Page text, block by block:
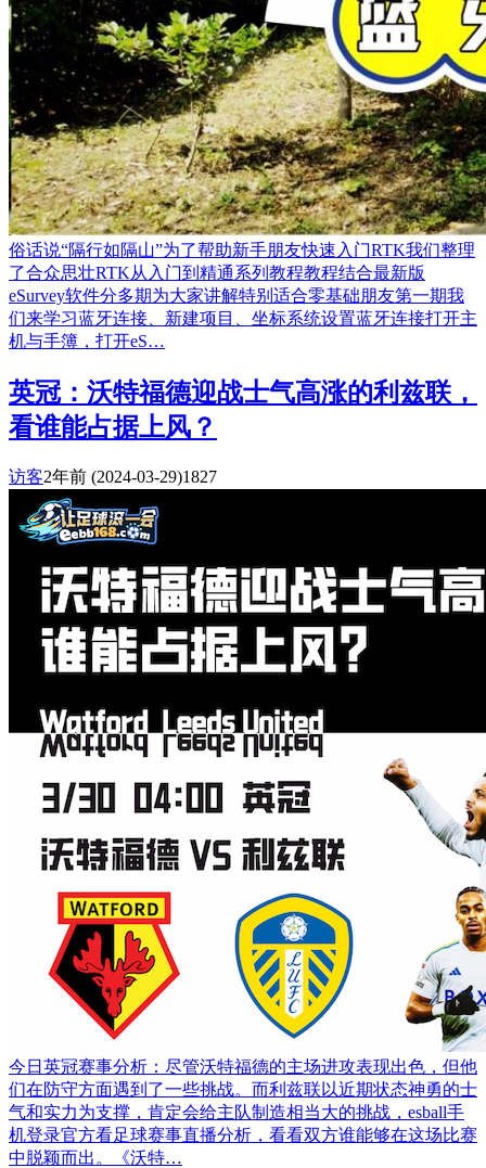
俗话说“隔行如隔山”为了帮助新手朋友快速入门RTK我们整理
了合众思壮RTK从入门到精通系列教程教程结合最新版
eSurvey软件分多期为大家讲解特别适合零基础朋友第一期我
们来学习蓝牙连接、新建项目、坐标系统设置蓝牙连接打开主
机与手簿，打开eS…
英冠：沃特福德迎战士气高涨的利兹联，
看谁能占据上风？
访客2年前 (2024-03-29)1827
今日英冠赛事分析：尽管沃特福德的主场进攻表现出色，但他
们在防守方面遇到了一些挑战。而利兹联以近期状态神勇的士
气和实力为支撑，肯定会给主队制造相当大的挑战，esball手
机登录官方看足球赛事直播分析，看看双方谁能够在这场比赛
中脱颖而出。《沃特…